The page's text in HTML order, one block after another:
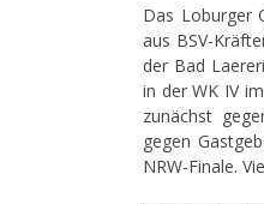
Das Loburger
aus BSV-
der Bad
in der WK IV
zunächst
gegen
NRW-Finale.